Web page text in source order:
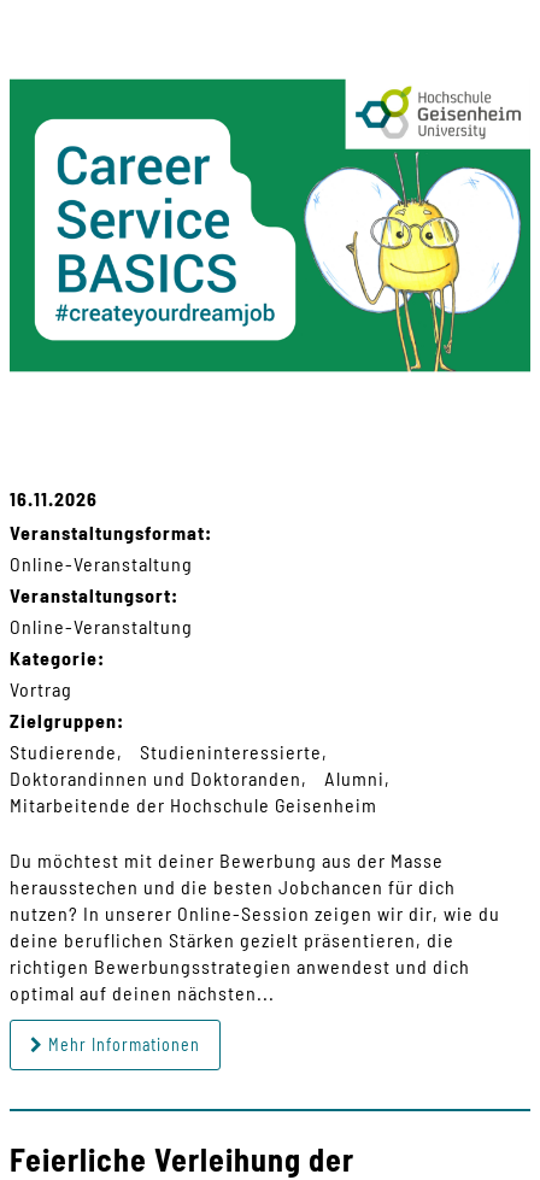
16.11.2026
Veranstaltungsformat:
Online-Veranstaltung
Veranstaltungsort:
Online-Veranstaltung
Kategorie:
Vortrag
Zielgruppen:
Studierende
Studieninteressierte
Doktorandinnen und Doktoranden
Alumni
Mitarbeitende der Hochschule Geisenheim
Du möchtest mit deiner Bewerbung aus der Masse
herausstechen und die besten Jobchancen für dich
nutzen? In unserer Online-Session zeigen wir dir, wie du
deine beruflichen Stärken gezielt präsentieren, die
richtigen Bewerbungsstrategien anwendest und dich
optimal auf deinen nächsten...
Mehr Informationen
Feierliche Verleihung der